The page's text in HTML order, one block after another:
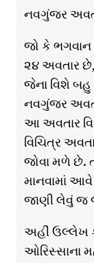
નવગુંજર
જો કે ભગવાન
૨૪ અવતાર
જેના વિશે
નવગુંજર
આ અવતાર
વિચિત્ર
જોવા મળે છે.
માનવામાં
જાણી લેવું જ
અહીં ઉલ્લેખ
ઓરિસ્સાના